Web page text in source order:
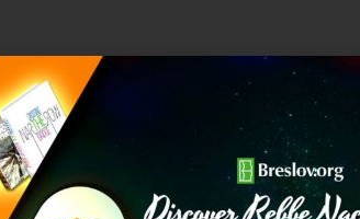
שנתן לי אותה, אעריך את המכונית
עד שהמכונאי יבין מה התקלה.
רק בי ואיני זקוק לעזרתו של
ויהפוך אותו נגדי. לדוגמה,
הרבה יותר ממה שחלמתי לפני